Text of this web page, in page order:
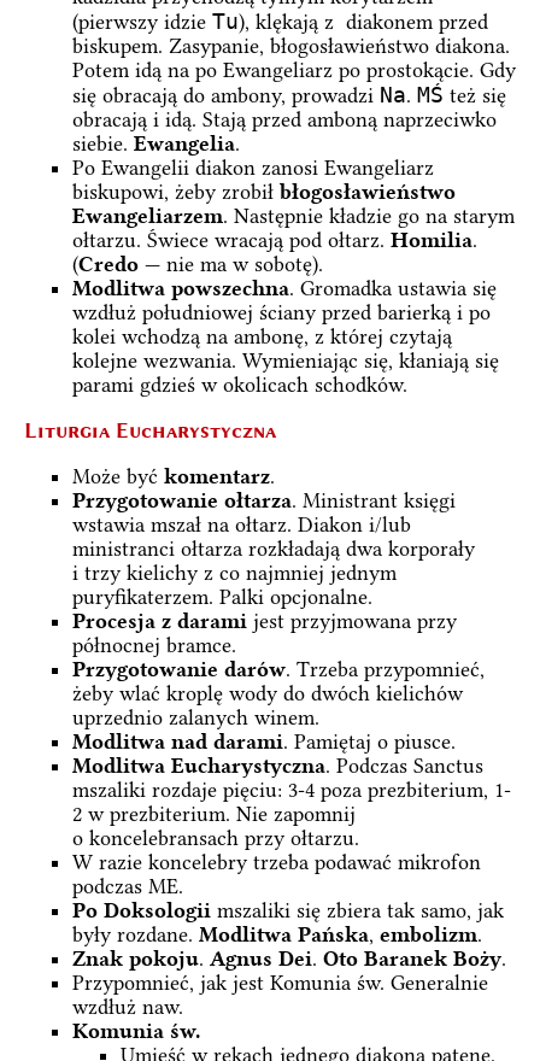
(pierwszy idzie Tu), klękają z diakonem przed
biskupem. Zasypanie, błogosławieństwo diakona.
Potem idą na po Ewangeliarz po prostokącie. Gdy
się obracają do ambony, prowadzi Na. MŚ też się
obracają i idą. Stają przed amboną naprzeciwko
siebie. Ewangelia.
Po Ewangelii diakon zanosi Ewangeliarz
biskupowi, żeby zrobił błogosławieństwo
Ewangeliarzem. Następnie kładzie go na starym
ołtarzu. Świece wracają pod ołtarz. Homilia.
(Credo — nie ma w sobotę).
Modlitwa powszechna. Gromadka ustawia się
wzdłuż południowej ściany przed barierką i po
kolei wchodzą na ambonę, z której czytają
kolejne wezwania. Wymieniając się, kłaniają się
parami gdzieś w okolicach schodków.
Liturgia Eucharystyczna
Może być komentarz.
Przygotowanie ołtarza. Ministrant księgi
wstawia mszał na ołtarz. Diakon i/lub
ministranci ołtarza rozkładają dwa korporały
i trzy kielichy z co najmniej jednym
puryfikaterzem. Palki opcjonalne.
Procesja z darami jest przyjmowana przy
północnej bramce.
Przygotowanie darów. Trzeba przypomnieć,
żeby wlać kroplę wody do dwóch kielichów
uprzednio zalanych winem.
Modlitwa nad darami. Pamiętaj o piusce.
Modlitwa Eucharystyczna. Podczas Sanctus
mszaliki rozdaje pięciu: 3-4 poza prezbiterium, 1-
2 w prezbiterium. Nie zapomnij
o koncelebransach przy ołtarzu.
W razie koncelebry trzeba podawać mikrofon
podczas ME.
Po Doksologii mszaliki się zbiera tak samo, jak
były rozdane. Modlitwa Pańska, embolizm.
Znak pokoju. Agnus Dei. Oto Baranek Boży.
Przypomnieć, jak jest Komunia św. Generalnie
wzdłuż naw.
Komunia św.
Umieść w rękach jednego diakona patenę.